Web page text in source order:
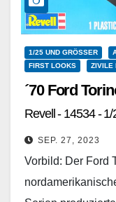
1/25 UND GRÖSSER
FIRST LOOKS
ZIVILE
´70 Ford
Revell - 14534 - 1/
SEP. 27, 2023
Vorbild: Der Ford